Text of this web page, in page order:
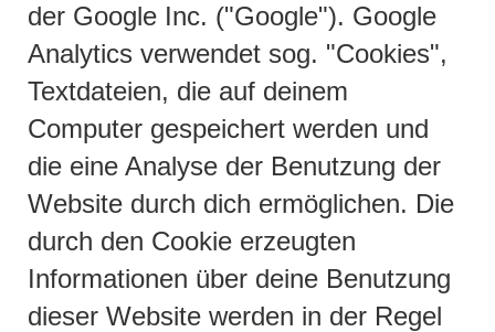
der Google Inc. ("Google"). Google
Analytics verwendet sog. "Cookies",
Textdateien, die auf deinem
Computer gespeichert werden und
die eine Analyse der Benutzung der
Website durch dich ermöglichen. Die
durch den Cookie erzeugten
Informationen über deine Benutzung
dieser Website werden in der Regel